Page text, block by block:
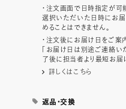
・注文画面で日時指定が可
選択いただいた日時にお届
めることはできません。
・注文後にお届け日をご案
「お届け日は別途ご連絡い
了後に担当者より最短お届
詳しくはこちら
返品・交換